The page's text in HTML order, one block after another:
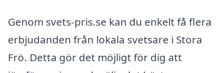
Genom svets-pris.se kan du enkelt få flera
erbjudanden från lokala svetsare i Stora
Frö. Detta gör det möjligt för dig att